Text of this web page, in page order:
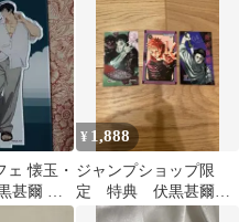
ェ 懐玉・
甚爾 ア
¥ 1,888
ジャンプショップ限
定 特典 伏黒甚爾
呪術廻戦 ミニブロマ